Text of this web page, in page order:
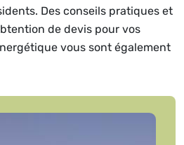
Des conseils pratiques et
de devis pour vos
vous sont également